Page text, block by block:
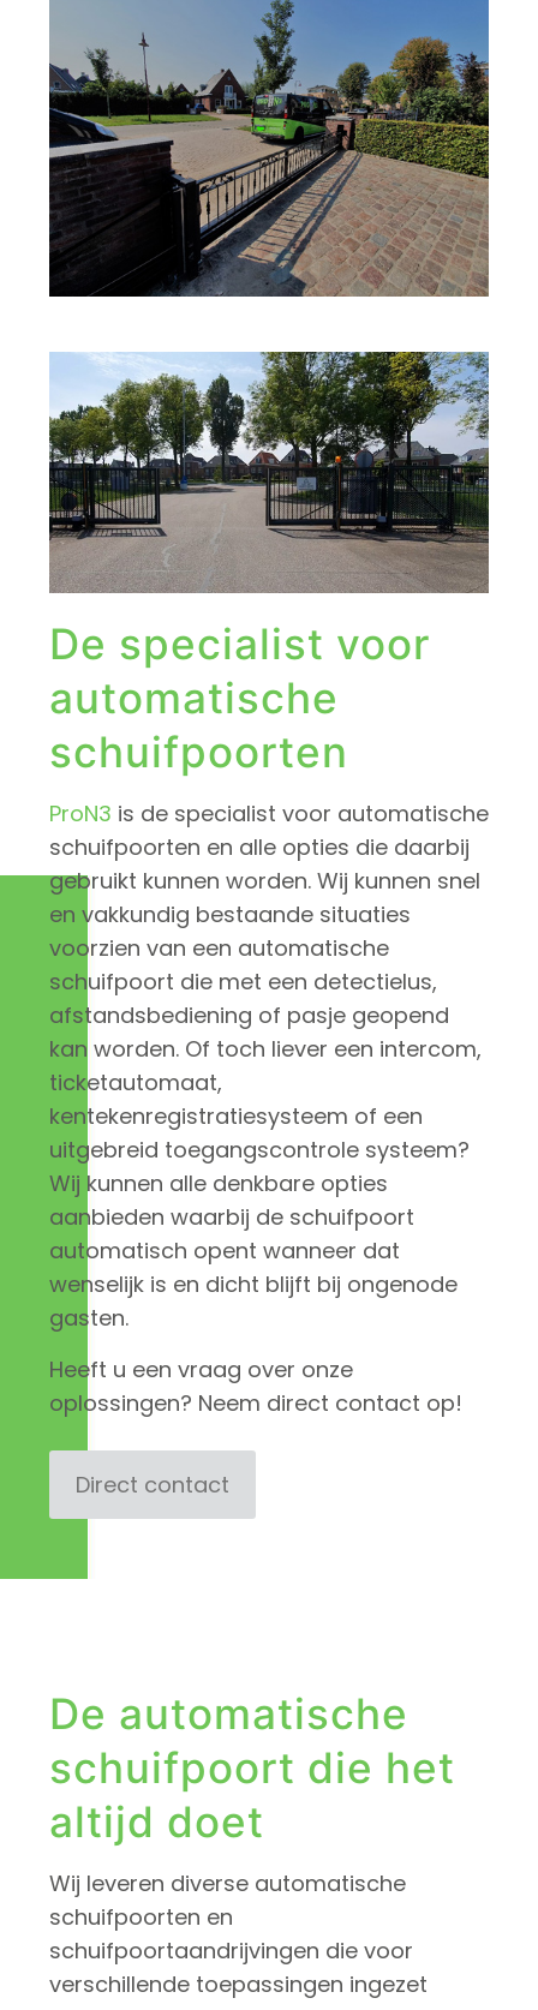
De specialist voor
automatische
schuifpoorten
ProN3 is de specialist voor automatische
schuifpoorten en alle opties die daarbij
gebruikt kunnen worden. Wij kunnen snel
en vakkundig bestaande situaties
voorzien van een automatische
schuifpoort die met een detectielus,
afstandsbediening of pasje geopend
kan worden. Of toch liever een intercom,
ticketautomaat,
kentekenregistratiesysteem of een
uitgebreid toegangscontrole systeem?
Wij kunnen alle denkbare opties
aanbieden waarbij de schuifpoort
automatisch opent wanneer dat
wenselijk is en dicht blijft bij ongenode
gasten.
Heeft u een vraag over onze
oplossingen? Neem direct contact op!
Direct contact
De automatische
schuifpoort die het
altijd doet
Wij leveren diverse automatische
schuifpoorten en
schuifpoortaandrijvingen die voor
verschillende toepassingen ingezet